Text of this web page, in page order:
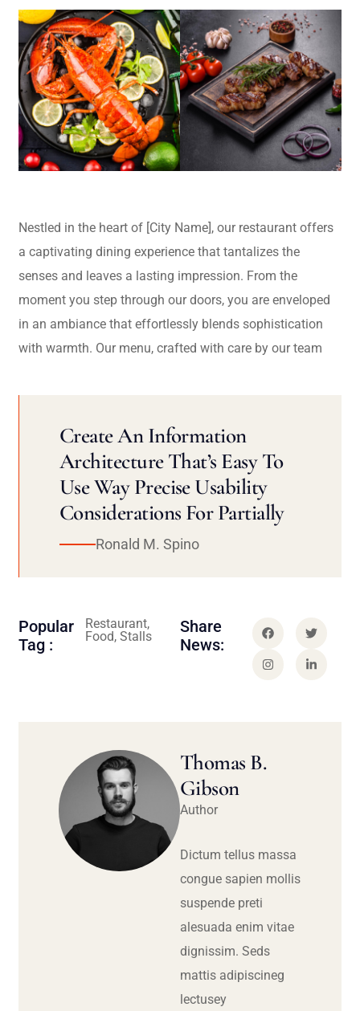
Nestled in the heart of [City Name], our restaurant offers
a captivating dining experience that tantalizes the
senses and leaves a lasting impression. From the
moment you step through our doors, you are enveloped
in an ambiance that effortlessly blends sophistication
with warmth. Our menu, crafted with care by our team
Create An Information
Architecture That’s Easy To
Use Way Precise Usability
Considerations For Partially
Ronald M. Spino
Popular
Tag :
Restaurant,
Food, Stalls
Share
News:
Thomas B.
Gibson
Author
Dictum tellus massa
congue sapien mollis
suspende preti
alesuada enim vitae
dignissim. Seds
mattis adipiscineg
lectusey